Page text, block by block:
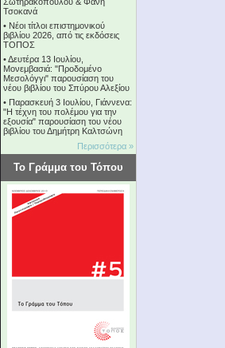
Τσοκανά
• Νέοι τίτλοι επιστημονικού
βιβλίου 2026, από τις εκδόσεις
ΤΟΠΟΣ
•Δευτέρα 13 Ιουλίου,
Μονεμβασιά: "Προδομένο
Μεσολόγγι" παρουσίαση του
νέου βιβλίου του Σπύρου Αλεξίου
• Παρασκευή 3 Ιουλίου, Γιάννενα:
"Η τέχνη του πολέμου για την
εξουσία" παρουσίαση του νέου
βιβλίου του Δημήτρη Καλτσώνη
Περισσότερα »
Το Γράμμα του Τόπου